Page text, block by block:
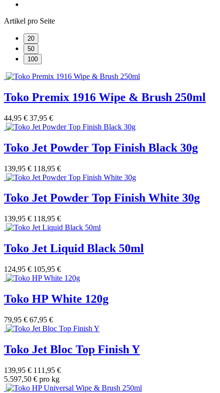
Artikel pro Seite
20
50
100
Toko Premix 1916 Wipe & Brush 250ml
44,95 € 37,95 €
Toko Jet Powder Top Finish Black 30g
139,95 € 118,95 €
Toko Jet Powder Top Finish White 30g
139,95 € 118,95 €
Toko Jet Liquid Black 50ml
124,95 € 105,95 €
Toko HP White 120g
79,95 € 67,95 €
Toko Jet Bloc Top Finish Y
139,95 € 111,95 €
5.597,50 € pro kg